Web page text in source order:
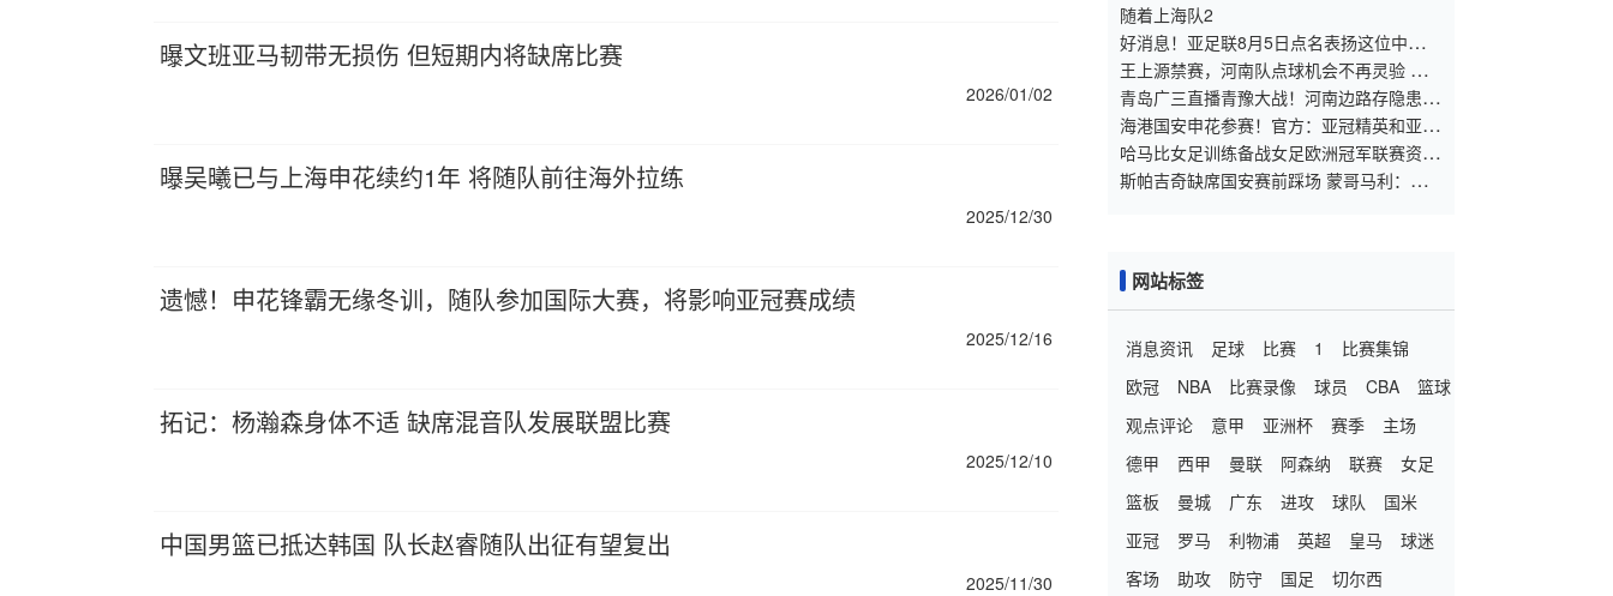
曝文班亚马韧带无损伤 但短期内将缺席比赛
2026/01/02
曝吴曦已与上海申花续约1年 将随队前往海外拉练
2025/12/30
遗憾！申花锋霸无缘冬训，随队参加国际大赛，将影响亚冠赛成绩
2025/12/16
拓记：杨瀚森身体不适 缺席混音队发展联盟比赛
2025/12/10
中国男篮已抵达韩国 队长赵睿随队出征有望复出
2025/11/30
随着上海队2
好消息！亚足联8月5日点名表扬这位中国男
足新星，引发热议
王上源禁赛，河南队点球机会不再灵验 马
拉尼昂射门不佳 郑智目标亚冠资格
青岛广三直播青豫大战！河南边路存隐患，
古斯塔沃等喂饼，西海岸剑指亚冠
海港国安申花参赛！官方：亚冠精英和亚冠
二抽签仪式8月18日进行
哈马比女足训练备战女足欧洲冠军联赛资格
赛
斯帕吉奇缺席国安赛前踩场 蒙哥马利：张
网站标签
消息资讯 足球 比赛 1
比赛集锦
欧冠
NBA 比赛录像 球员 CBA
篮球
观点评论
意甲 亚洲杯 赛季
主场
德甲
西甲 曼联 阿森纳 联赛
女足
篮板
曼城 广东 进攻 球队
国米
亚冠
罗马 利物浦 英超 皇马
球迷
客场
助攻 防守 国足
切尔西